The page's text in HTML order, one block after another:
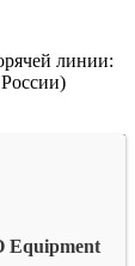
линии:
Equipment